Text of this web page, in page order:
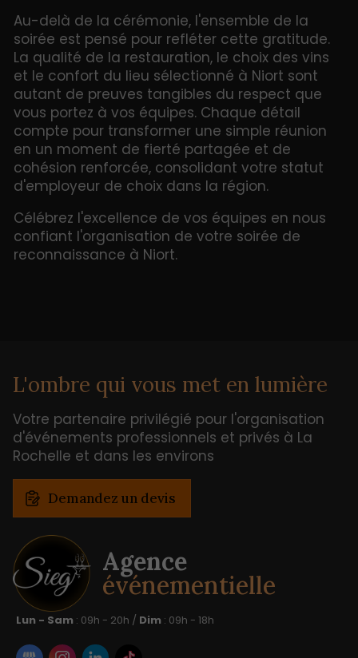
Au-delà de la cérémonie, l'ensemble de la
soirée est pensé pour refléter cette gratitude.
La qualité de la restauration, le choix des vins
et le confort du lieu sélectionné à Niort sont
autant de preuves tangibles du respect que
vous portez à vos équipes. Chaque détail
compte pour transformer une simple réunion
en un moment de fierté partagée et de
cohésion renforcée, consolidant votre statut
d'employeur de choix dans la région.
Célébrez l'excellence de vos équipes en nous
confiant l'organisation de votre soirée de
reconnaissance à Niort.
Agence
événementielle
Lun - Sam : 09h - 20h / Dim : 09h - 18h
L'ombre qui vous met en lumière
Votre partenaire privilégié pour l'organisation
d'événements professionnels et privés à La
Rochelle et dans les environs
Demandez un devis